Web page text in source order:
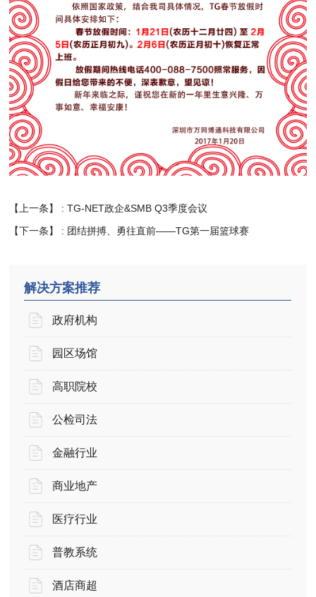
【上一条】 :TG-NET政企&SMB Q3季度会议
【下一条】 : 团结拼搏、勇往直前——TG第一届篮球赛
解决方案推荐
政府机构
园区场馆
高职院校
公检司法
金融行业
商业地产
医疗行业
普教系统
酒店商超